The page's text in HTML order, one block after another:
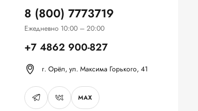
8 (800) 7773719
Ежедневно 10:00 – 20:00
+7 4862 900-827
г. Орёл, ул. Максима Горького, 41
MAX